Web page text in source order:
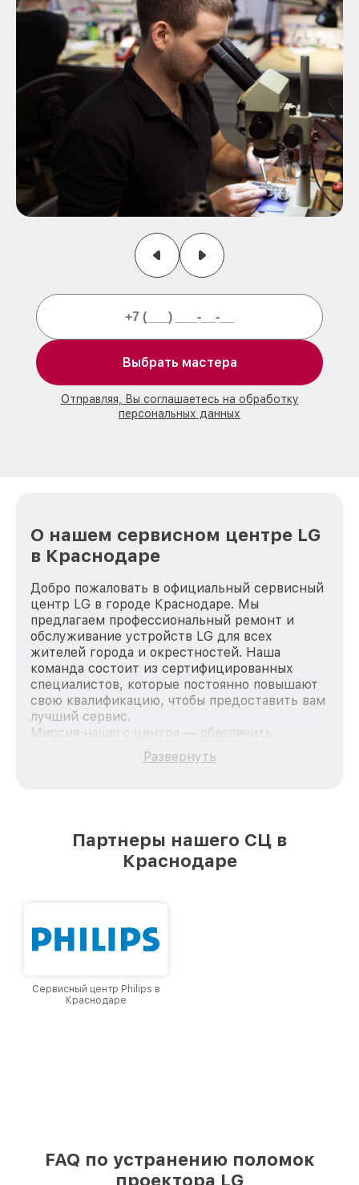
Выбрать мастера
Отправляя, Вы соглашаетесь на обработку
персональных данных
О нашем сервисном центре LG
в Краснодаре
Добро пожаловать в официальный сервисный
центр LG в городе Краснодаре. Мы
предлагаем профессиональный ремонт и
обслуживание устройств LG для всех
жителей города и окрестностей. Наша
команда состоит из сертифицированных
специалистов, которые постоянно повышают
свою квалификацию, чтобы предоставить вам
лучший сервис.
Миссия нашего центра — обеспечить
качественный и доступный ремонт для
каждого пользователя продукции LG, вне
лучшим сервисным центром LG в городе
Краснодаре, постоянно повышая уровень
Развернуть
Партнеры нашего СЦ в
Краснодаре
Сервисный центр Philips в
Краснодаре
FAQ по устранению поломок
проектора LG